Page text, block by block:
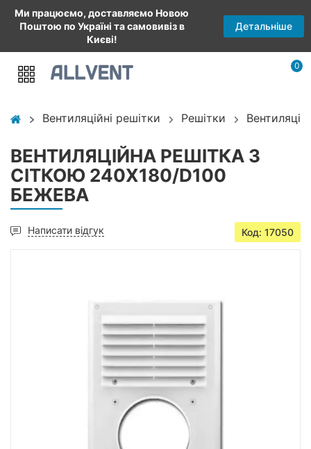
Ми працюємо, доставляємо Новою
Поштою по Україні та самовивіз в
Києві!
Детальніше
0
Вентиляційні решітки Решітки
ВЕНТИЛЯЦІЙНА РЕШІТКА З
СІТКОЮ 240X180/D100
БЕЖЕВА
Написати відгук Код: 17050